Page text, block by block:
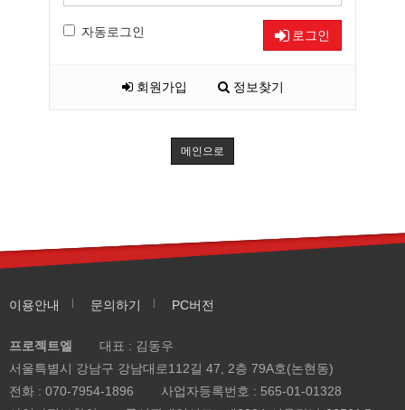
자동로그인 로그인
회원가입 정보찾기
메인으로
이용안내 문의하기 PC버전
프로젝트엘
대표 : 김동우
서울특별시 강남구 강남대로112길 47, 2층 79A호(논현동)
전화 : 070-7954-1896 사업자등록번호 : 565-01-01328